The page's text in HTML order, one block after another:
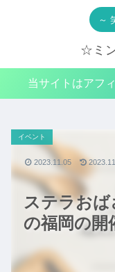
～
☆ミ
当サイトはアフ
ステラお
の福岡の開
イベント
2023.11.05